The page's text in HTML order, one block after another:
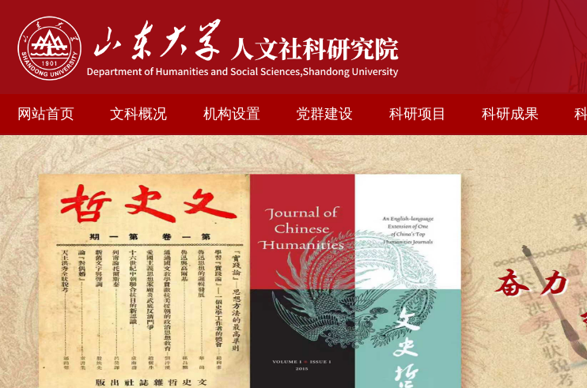
网站首页 文科概况 机构设置 党群建设 科研项目 科研成果